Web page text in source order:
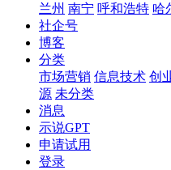
兰州 南宁 呼和浩特 哈
社企号
博客
分类
市场营销 信息技术 创
源 未分类
消息
示说GPT
申请试用
登录